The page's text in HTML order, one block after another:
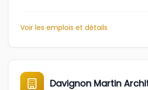
Voir les emplois et détails
Davignon Martin